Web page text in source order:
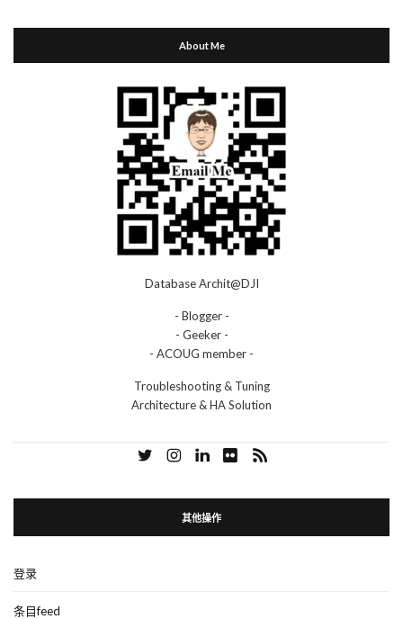
About Me
Database Archit@DJI
- Blogger -
- Geeker -
- ACOUG member -
Troubleshooting & Tuning
Architecture & HA Solution
其他操作
登录
条目feed